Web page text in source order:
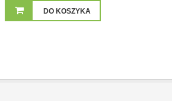
DO KOSZYKA